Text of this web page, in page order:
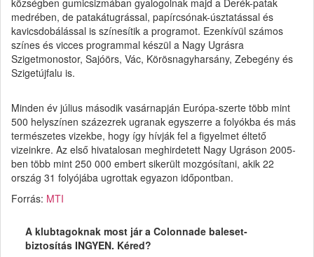
medrében, de patakátugrással, papírcsónak-úsztatással és
kavicsdobálással is színesítik a programot. Ezenkívül számos
színes és vicces programmal készül a Nagy Ugrásra
Szigetmonostor, Sajóörs, Vác, Körösnagyharsány, Zebegény és
Szigetújfalu is.
Minden év július második vasárnapján Európa-szerte több mint
500 helyszínen százezrek ugranak egyszerre a folyókba és más
természetes vizekbe, hogy így hívják fel a figyelmet éltető
vizeinkre. Az első hivatalosan meghirdetett Nagy Ugráson 2005-
ben több mint 250 000 embert sikerült mozgósítani, akik 22
ország 31 folyójába ugrottak egyazon időpontban.
Forrás: MTI
A klubtagoknak most jár a Colonnade baleset-
biztosítás INGYEN. Kéred?